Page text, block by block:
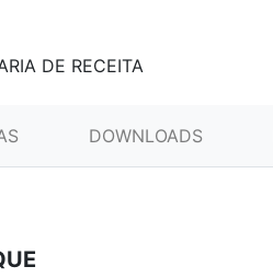
DE RECEITA
DOWNLOADS